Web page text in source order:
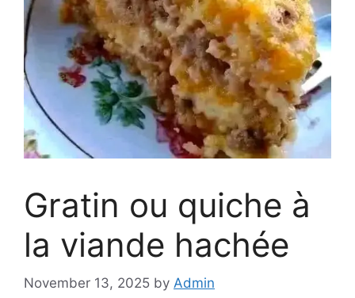
Gratin ou quiche à
la viande hachée
November 13, 2025 by Admin